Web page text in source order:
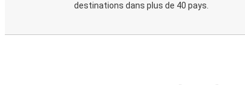
destinations dans plus de 40 pays.